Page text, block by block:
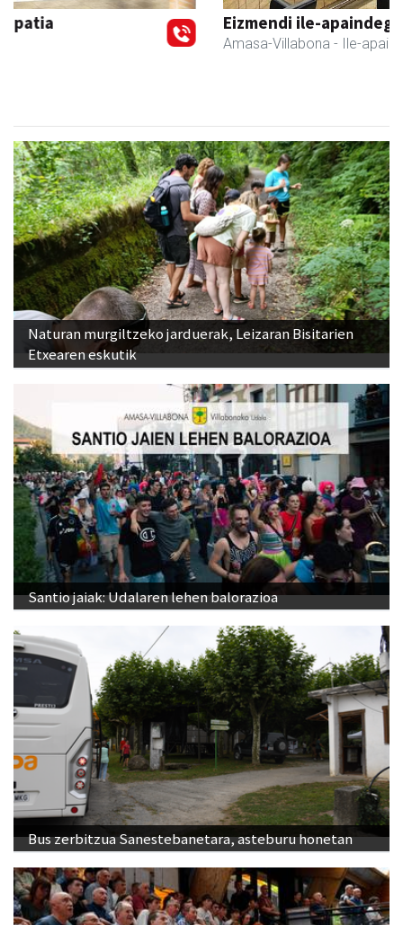
Eizmendi ile-apaindegia
- Ile-apaindegiak
Naturan murgiltzeko jarduerak, Leizaran Bisitarien
Etxearen eskutik
Santio jaiak: Udalaren lehen balorazioa
Bus zerbitzua Sanestebanetara, asteburu honetan